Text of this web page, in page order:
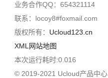
业务合作QQ：654321114
联系：locoy8#foxmail.com
版权所有： Ucloud123.cn
XML网站地图
本次运行耗时:0.016
© 2019-2021 Ucloud产品中心